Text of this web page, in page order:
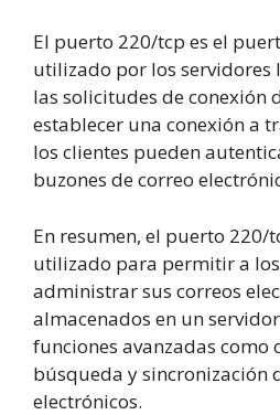
El puerto 220/tcp es el
utilizado por los servidores
las solicitudes de conexión
establecer una conexión a
los clientes pueden
buzones de correo
En resumen, el puerto 220/
utilizado para permitir a
administrar sus correos
almacenados en un
funciones avanzadas como
búsqueda y sincronización
electrónicos.